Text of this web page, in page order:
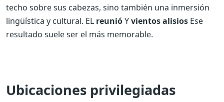
techo sobre sus cabezas, sino también una inmersión
lingüística y cultural. EL reunióYvientos alisios Ese
resultado suele ser el más memorable.
Ubicaciones privilegiadas